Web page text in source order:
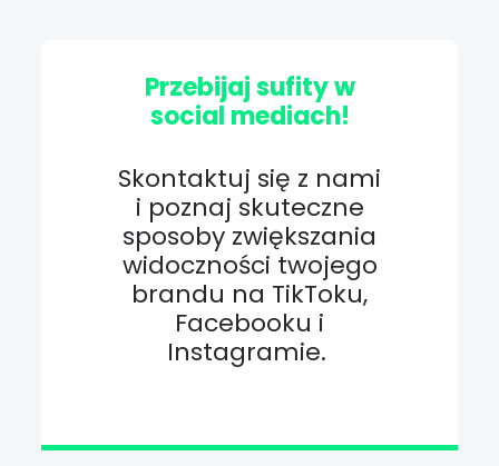
Przebijaj sufity w
social mediach!
Skontaktuj się z nami
i poznaj skuteczne
sposoby zwiększania
widoczności twojego
brandu na TikToku,
Facebooku i
Instagramie.